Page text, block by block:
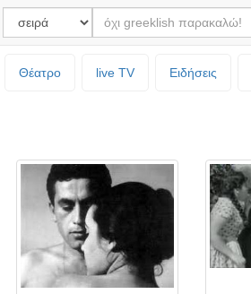
Θέατρο live TV Ειδήσεις